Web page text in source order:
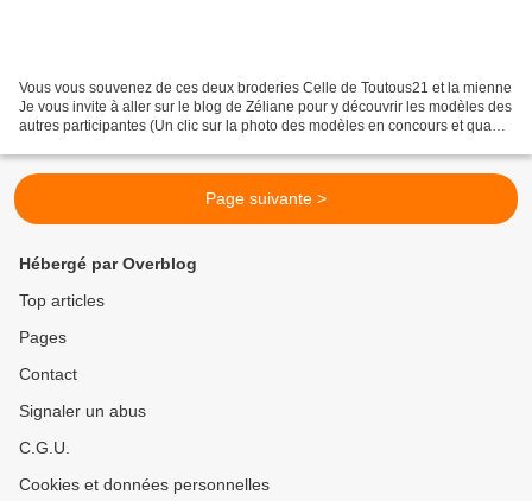
Vous vous souvenez de ces deux broderies Celle de Toutous21 et la mienne
Je vous invite à aller sur le blog de Zéliane pour y découvrir les modèles des
autres participantes (Un clic sur la photo des modèles en concours et quand
Page suivante >
Hébergé par Overblog
Top articles
Pages
Contact
Signaler un abus
C.G.U.
Cookies et données personnelles